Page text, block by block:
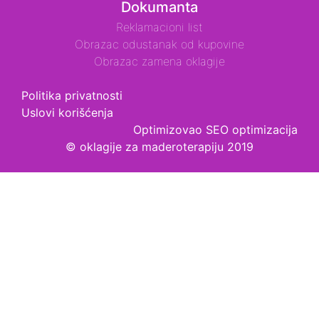
Dokumanta
Reklamacioni list
Obrazac odustanak od kupovine
Obrazac zamena oklagije
Politika privatnosti
Uslovi korišćenja
Optimizovao SEO optimizacija
© oklagije za maderoterapiju 2019